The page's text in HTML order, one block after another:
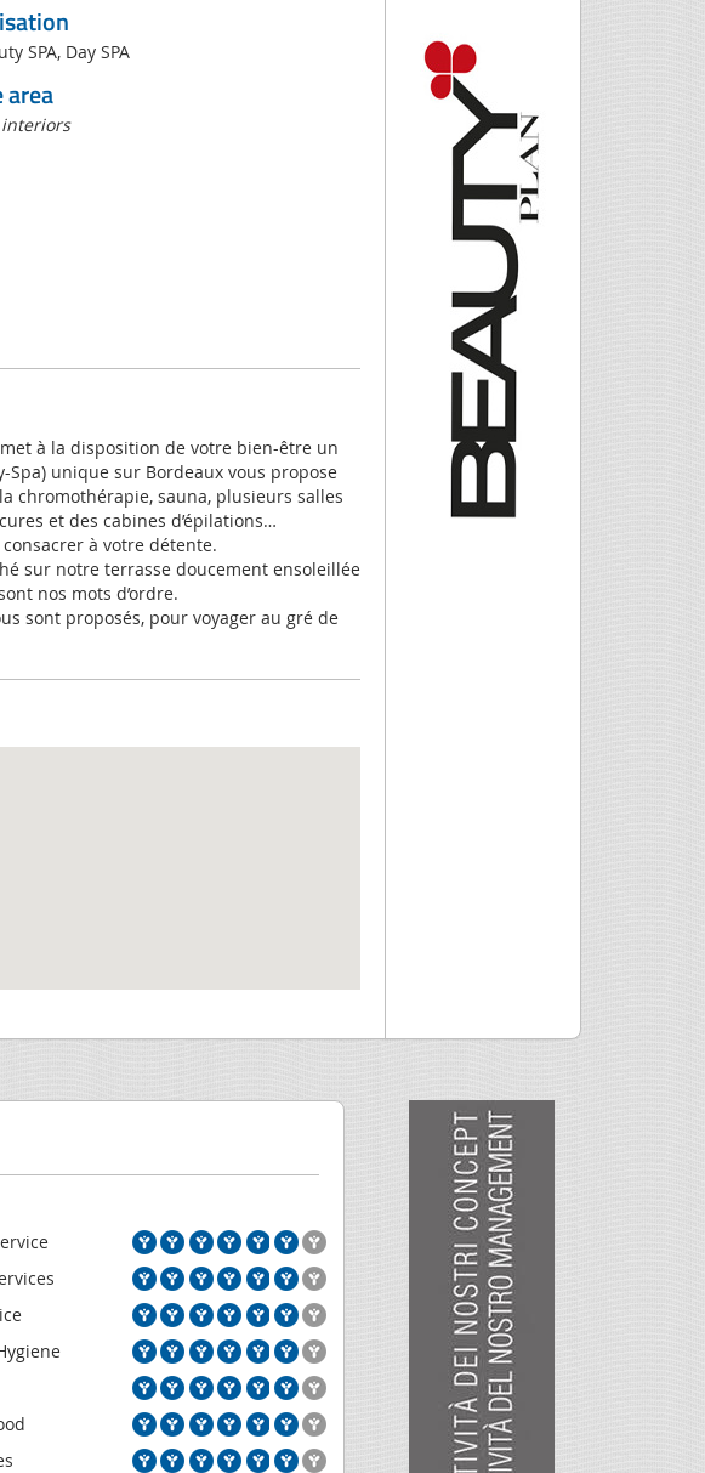
SPA, Day SPA
area
interiors
met à la disposition de votre bien-être un
unique sur Bordeaux vous propose
chromothérapie, sauna, plusieurs salles
et des cabines d’épilations…
à votre détente.
sur notre terrasse doucement ensoleillée
nos mots d’ordre.
sont proposés, pour voyager au gré de